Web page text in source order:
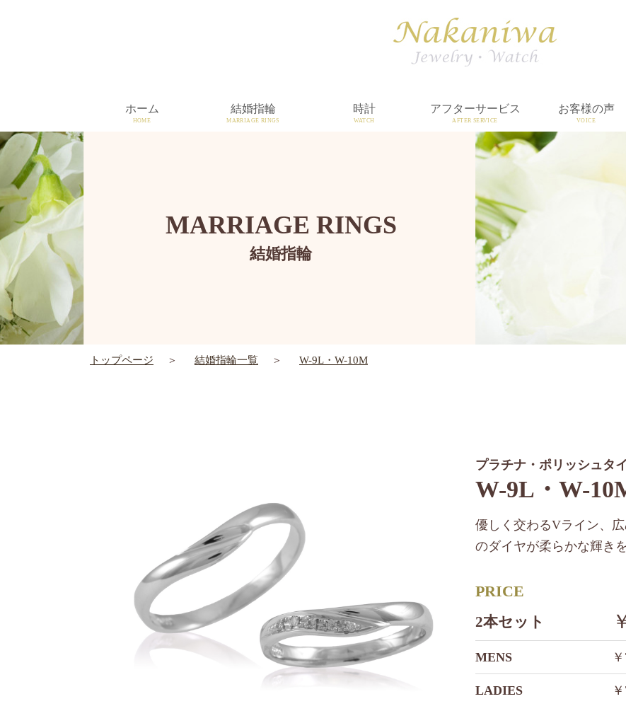
ホーム
HOME
結婚指輪
MARRIAGE RINGS
時計
WATCH
アフターサービス
AFTER SERVICE
お客様の声
VOICE
MARRIAGE RINGS
結婚指輪
トップページ 結婚指輪一覧 W-9L・W-10M
プラチナ・ポリッシュタ
W-9L・W-
優しく交わるVライン、
のダイヤが柔らかな輝き
PRICE
2本セット
MENS
LADIES